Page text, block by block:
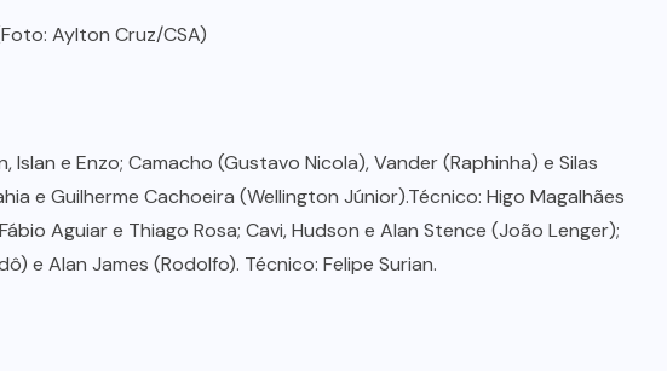
Aylton Cruz/CSA)
Islan e Enzo; Camacho (Gustavo Nicola), Vander (Raphinha) e Silas
e Guilherme Cachoeira (Wellington Júnior).Técnico: Higo Magalhães
Aguiar e Thiago Rosa; Cavi, Hudson e Alan Stence (João Lenger);
e Alan James (Rodolfo). Técnico: Felipe Surian.